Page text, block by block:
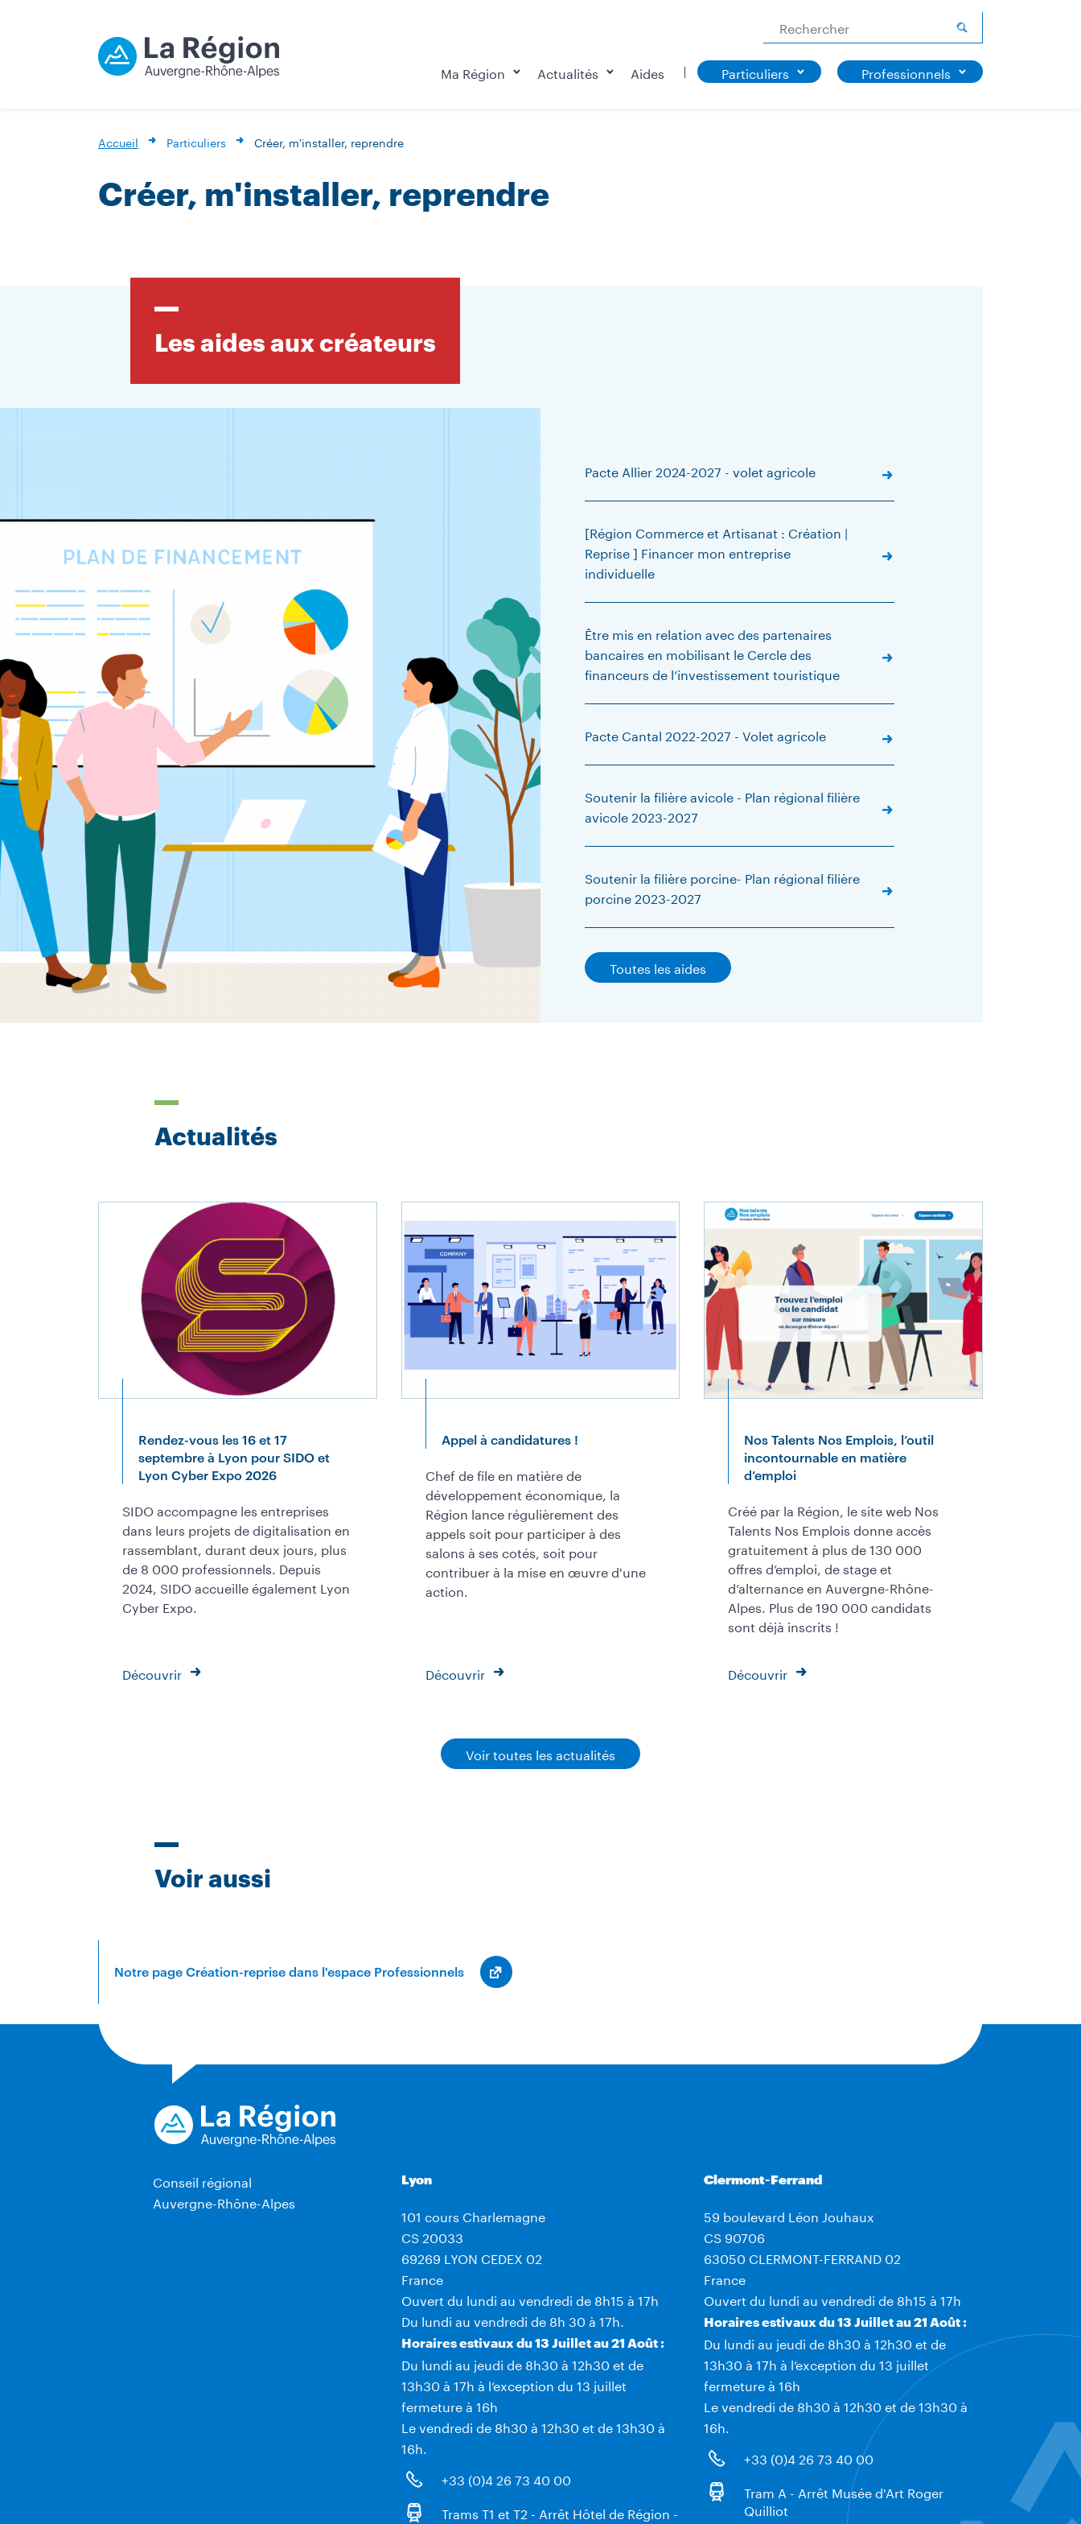
Rechercher
Ma Région Actualités Aides Particuliers Professionnels
Accueil Particuliers Créer, m'installer, reprendre
Créer, m'installer, reprendre
Les aides aux créateurs
Pacte Allier 2024-2027 - volet agricole
[Région Commerce et Artisanat : Création |
Reprise ] Financer mon entreprise
individuelle
Être mis en relation avec des partenaires
bancaires en mobilisant le Cercle des
financeurs de l’investissement touristique
Pacte Cantal 2022-2027 - Volet agricole
Soutenir la filière avicole - Plan régional filière
avicole 2023-2027
Soutenir la filière porcine- Plan régional filière
porcine 2023-2027
Toutes les aides
Actualités
Rendez-vous les 16 et 17
septembre à Lyon pour SIDO et
Lyon Cyber Expo 2026
SIDO accompagne les entreprises
dans leurs projets de digitalisation en
rassemblant, durant deux jours, plus
de 8 000 professionnels. Depuis
2024, SIDO accueille également Lyon
Cyber Expo.
Découvrir
Appel à candidatures !
Chef de file en matière de
développement économique, la
Région lance régulièrement des
appels soit pour participer à des
salons à ses cotés, soit pour
contribuer à la mise en œuvre d'une
action.
Découvrir
Nos Talents Nos Emplois, l’outil
incontournable en matière
d’emploi
Créé par la Région, le site web Nos
Talents Nos Emplois donne accès
gratuitement à plus de 130 000
offres d’emploi, de stage et
d’alternance en Auvergne-Rhône-
Alpes. Plus de 190 000 candidats
sont déjà inscrits !
Découvrir
Voir toutes les actualités
Voir aussi
Notre page Création-reprise dans l'espace Professionnels
Conseil régional
Auvergne-Rhône-Alpes
Lyon
101 cours Charlemagne
CS 20033
69269 LYON CEDEX 02
France
Ouvert du lundi au vendredi de 8h15 à 17h
Du lundi au vendredi de 8h 30 à 17h.
Horaires estivaux du 13 Juillet au 21 Août :
Du lundi au jeudi de 8h30 à 12h30 et de
13h30 à 17h à l’exception du 13 juillet
fermeture à 16h
Le vendredi de 8h30 à 12h30 et de 13h30 à
16h.
+33 (0)4 26 73 40 00
Trams T1 et T2 - Arrêt Hôtel de Région -
Clermont-Ferrand
59 boulevard Léon Jouhaux
CS 90706
63050 CLERMONT-FERRAND 02
France
Ouvert du lundi au vendredi de 8h15 à 17h
Horaires estivaux du 13 Juillet au 21 Août :
Du lundi au jeudi de 8h30 à 12h30 et de
13h30 à 17h à l’exception du 13 juillet
fermeture à 16h
Le vendredi de 8h30 à 12h30 et de 13h30 à
16h.
+33 (0)4 26 73 40 00
Tram A - Arrêt Musée d'Art Roger
Quilliot